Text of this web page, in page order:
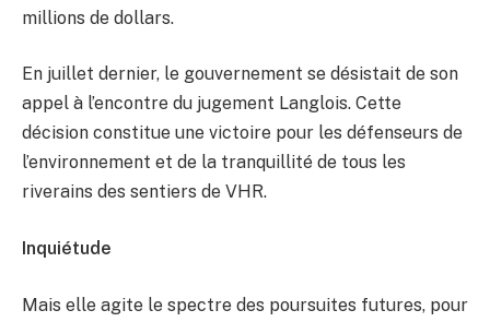
millions de dollars.
En juillet dernier, le gouvernement se désistait de son
appel à l’encontre du jugement Langlois. Cette
décision constitue une victoire pour les défenseurs de
l’environnement et de la tranquillité de tous les
riverains des sentiers de VHR.
Inquiétude
Mais elle agite le spectre des poursuites futures, pour